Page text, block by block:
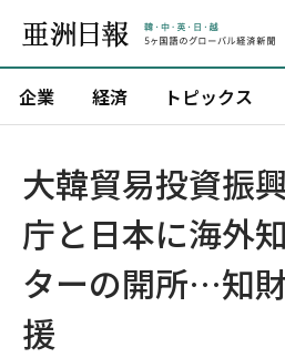
企業 経済 トピックス
大韓貿易投資振
庁と日本に海外
ターの開所…知
援